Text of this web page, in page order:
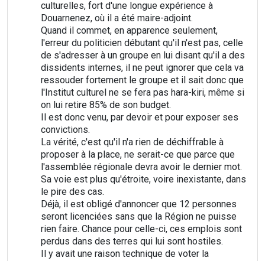
culturelles, fort d'une longue expérience à
Douarnenez, où il a été maire-adjoint.
Quand il commet, en apparence seulement,
l'erreur du politicien débutant qu'il n'est pas, celle
de s'adresser à un groupe en lui disant qu'il a des
dissidents internes, il ne peut ignorer que cela va
ressouder fortement le groupe et il sait donc que
l'Institut culturel ne se fera pas hara-kiri, même si
on lui retire 85% de son budget.
Il est donc venu, par devoir et pour exposer ses
convictions.
La vérité, c'est qu'il n'a rien de déchiffrable à
proposer à la place, ne serait-ce que parce que
l'assemblée régionale devra avoir le dernier mot.
Sa voie est plus qu'étroite, voire inexistante, dans
le pire des cas.
Déjà, il est obligé d'annoncer que 12 personnes
seront licenciées sans que la Région ne puisse
rien faire. Chance pour celle-ci, ces emplois sont
perdus dans des terres qui lui sont hostiles.
Il y avait une raison technique de voter la